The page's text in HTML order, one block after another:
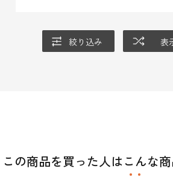
絞り込み 表
この商品を買った人はこんな